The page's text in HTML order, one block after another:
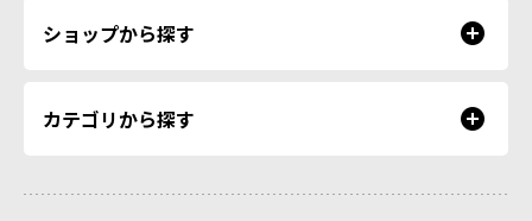
ショップから探す
カテゴリから探す